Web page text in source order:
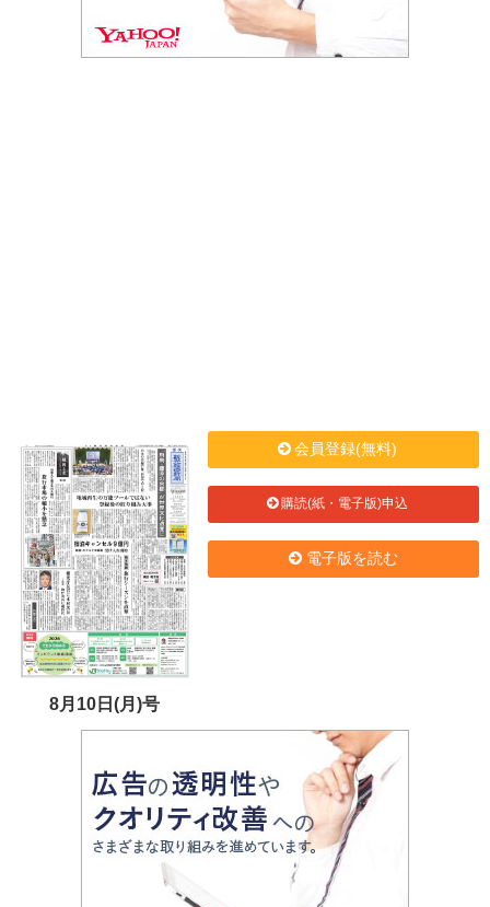
8月10日(月)号
会員登録(無料)
購読(紙・電子版)申込
電子版を読む